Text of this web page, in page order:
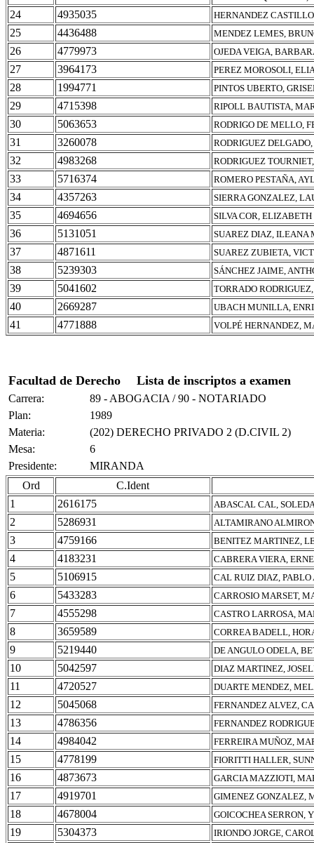
24 4935035 HERNANDEZ
25 4436488 MENDEZ LEMES,
26 4779973 OJEDA VEIGA,
27 3964173 PEREZ MOROSOLI,
28 1994771 PINTOS UBERTO,
29 4715398 RIPOLL BAUTISTA,
30 5063653 RODRIGO DE MELLO,
31 3260078 RODRIGUEZ
32 4983268 RODRIGUEZ
33 5716374 ROMERO PESTAÑA,
34 4357263 SIERRA GONZALEZ,
35 4694656 SILVA COR,
36 5131051 SUAREZ DIAZ, ILEANA
37 4871611 SUAREZ ZUBIETA,
38 5239303 SÁNCHEZ JAIME,
39 5041602 TORRADO
40 2669287 UBACH MUNILLA,
41 4771888 VOLPÉ HERNANDEZ,
Facultad de Derecho Lista de inscriptos a examen
Carrera:
89 - ABOGACIA / 90 - NOTARIADO
Plan:
1989
Materia:
(202) DERECHO PRIVADO 2 (D.CIVIL 2)
Mesa:
6
Presidente:
MIRANDA
Ord
C.Ident
1
2616175 ABASCAL CAL,
2 5286931 ALTAMIRANO
3 4759166 BENITEZ MARTINEZ,
4 4183231 CABRERA VIERA,
5 5106915 CAL RUIZ DIAZ, PABLO
6 5433283 CARROSIO MARSET,
7 4555298 CASTRO LARROSA,
8 3659589 CORREA BADELL,
9 5219440 DE ANGULO ODELA,
10 5042597 DIAZ MARTINEZ,
11 4720527 DUARTE MENDEZ,
12 5045068 FERNANDEZ ALVEZ,
13 4786356 FERNANDEZ
14 4984042 FERREIRA MUÑOZ,
15 4778199 FIORITTI HALLER,
16 4873673 GARCIA MAZZIOTI,
17 4919701 GIMENEZ GONZALEZ,
18 4678004 GOICOCHEA SERRON,
19 5304373 IRIONDO JORGE,